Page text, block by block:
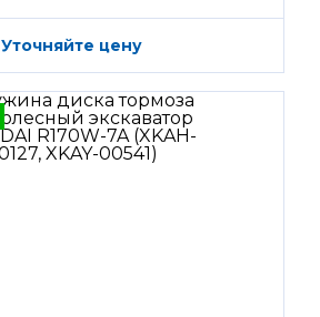
Уточняйте цену